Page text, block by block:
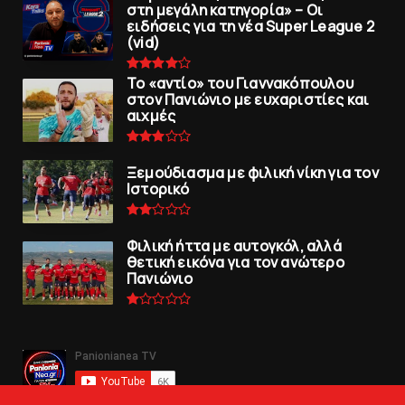
στη μεγάλη κατηγορία» – Οι
ειδήσεις για τη νέα Super League 2
(vid)
To «αντίο» του Γιαννακόπουλου
στον Πανιώνιο με ευχαριστίες και
αιχμές
Ξεμούδιασμα με φιλική νίκη για τoν
Iστορικό
Φιλική ήττα με αυτογκόλ, αλλά
θετική εικόνα για τον ανώτερo
Πανιώνιo